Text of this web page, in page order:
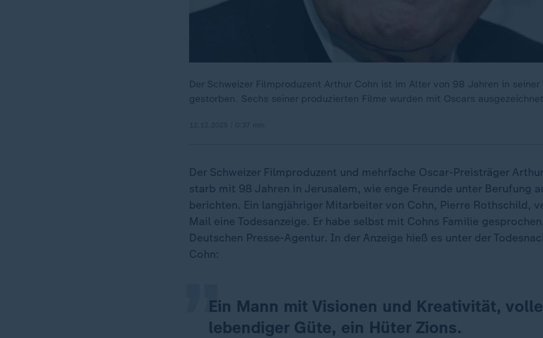
Der Schweizer Filmproduzent Arthur Cohn ist im Alter von 98 Jahren in
gestorben. Sechs seiner produzierten Filme wurden mit Oscars
Der Schweizer Filmproduzent und mehrfache Oscar-Preisträger
starb mit 98 Jahren in Jerusalem, wie enge Freunde unter Berufung
berichten. Ein langjähriger Mitarbeiter von Cohn, Pierre Rothschild,
Mail eine Todesanzeige. Er habe selbst mit Cohns Familie
Deutschen Presse-Agentur. In der Anzeige hieß es unter der
Cohn:
Ein Mann mit Visionen und Kreativität,
lebendiger Güte, ein Hüter Zions.
„